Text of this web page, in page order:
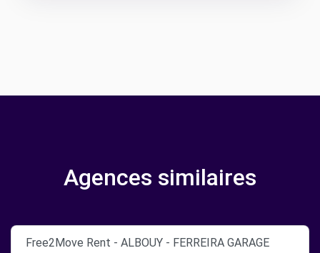
Agences similaires
Free2Move Rent - ALBOUY - FERREIRA GARAGE